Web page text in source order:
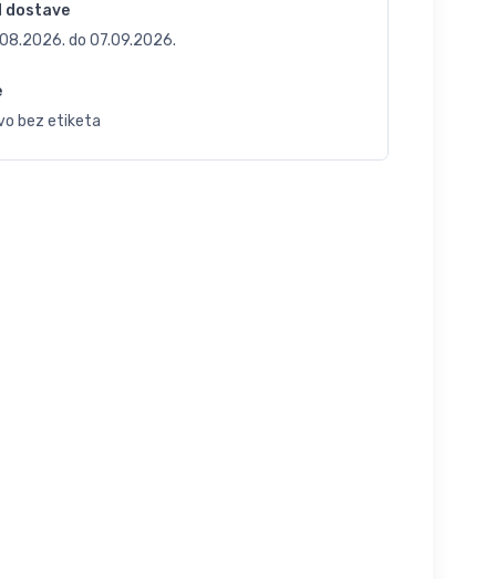
dostave
do 07.09.2026.
bez etiketa